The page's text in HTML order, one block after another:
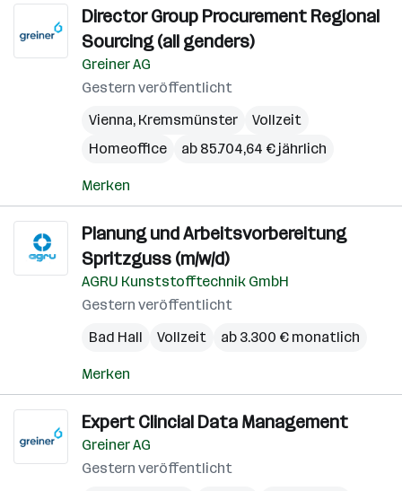
Director Group Procurement Regional
Sourcing (all genders)
Greiner AG
Gestern veröffentlicht
Vienna, Kremsmünster
Vollzeit
Homeoffice
ab 85.704,64 € jährlich
Merken
Planung und Arbeitsvorbereitung
Spritzguss (m/w/d)
AGRU Kunststofftechnik GmbH
Gestern veröffentlicht
Bad Hall
Vollzeit ab 3.300 € monatlich
Merken
Expert Clincial Data Management
Greiner AG
Gestern veröffentlicht